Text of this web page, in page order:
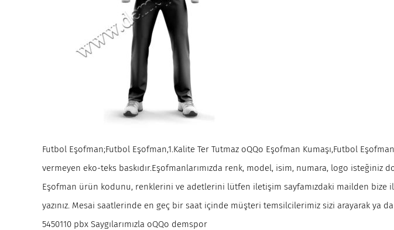
Futbol Eşofman;Futbol Eşofman,1.Kalite Ter Tutmaz oQQo Eşofman Kumaşı,Futbol
vermeyen eko-teks baskıdır.Eşofmanlarımızda renk, model, isim, numara, logo
Eşofman ürün kodunu, renklerini ve adetlerini lütfen iletişim sayfamızdaki mailden bize
yazınız. Mesai saatlerinde en geç bir saat içinde müşteri temsilcilerimiz sizi arayarak ya
5450110 pbx Saygılarımızla oQQo demspor